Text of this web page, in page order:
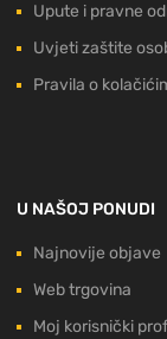
Upute i pravne
Uvjeti zaštite
Pravila o
U NAŠOJ PONUDI
Najnovije objave
Web trgovina
Moj korisnički